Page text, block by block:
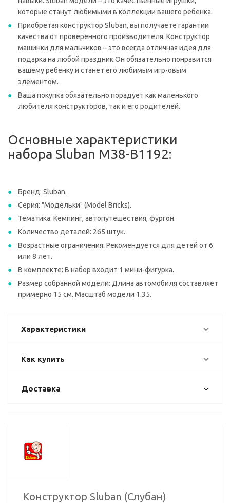
которые станут любимыми в коллекции вашего ребенка.
Приобретая конструктор Sluban, вы получаете гарантии
качества от проверенного производителя. Конструктор
машинки для мальчиков – это всегда отличная идея для
подарка на любой праздник.Он обязательно понравится
вашему ребенку и станет его любимым игр-овым
элементом.
Ваша покупка обязательно порадует как маленького
любителя конструкторов, так и его родителей.
Основные характеристики
набора Sluban M38-B1192:
Бренд: Sluban.
Серия: "Модельки" (Model Bricks).
Тематика: Кемпинг, автопутешествия, фургон.
Количество деталей: 265 штук.
Возрастные ограничения: Рекомендуется для детей от 6
или 8 лет.
В комплекте: В набор входит 1 мини-фигурка.
Размер собранной модели: Длина автомобиля составляет
примерно 15 см. Масштаб модели 1:35.
Характеристики
Как купить
Доставка
Конструктор Sluban (Слубан)